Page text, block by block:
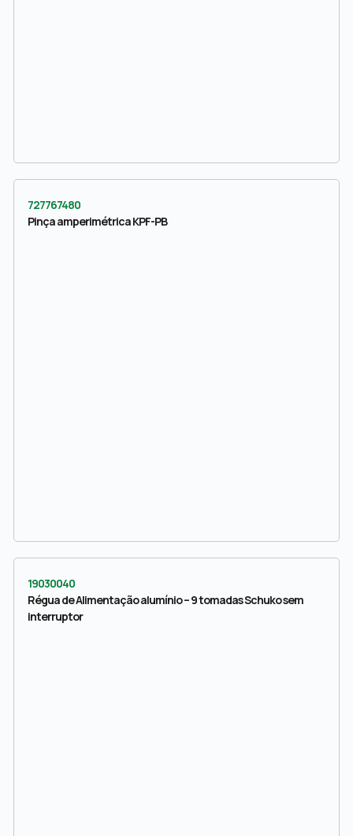
727767480
Pinça amperimétrica KPF-PB
19030040
Régua de Alimentação alumínio – 9 tomadas Schuko sem
interruptor